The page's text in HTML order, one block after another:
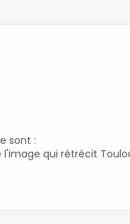
sont :
l'image qui rétrécit